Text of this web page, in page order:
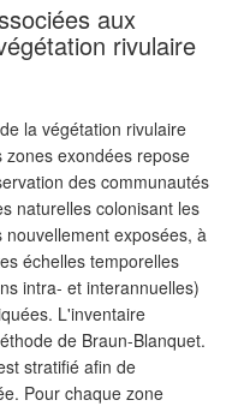
aux
rivulaire
la végétation rivulaire
zones exondées repose
des communautés
naturelles colonisant les
nouvellement exposées, à
échelles temporelles
intra- et interannuelles)
L'inventaire
de Braun-Blanquet.
stratifié afin de
Pour chaque zone